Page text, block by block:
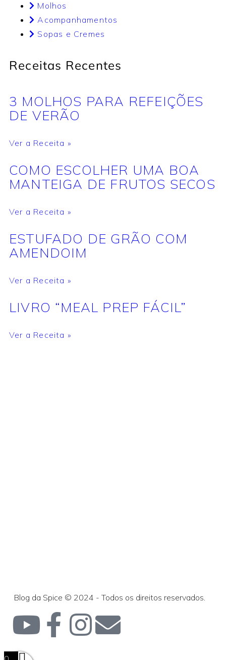
Molhos
Acompanhamentos
Sopas e Cremes
Receitas Recentes
3 MOLHOS PARA REFEIÇÕES
DE VERÃO
Ver a Receita »
COMO ESCOLHER UMA BOA
MANTEIGA DE FRUTOS SECOS
Ver a Receita »
ESTUFADO DE GRÃO COM
AMENDOIM
Ver a Receita »
LIVRO “MEAL PREP FÁCIL”
Ver a Receita »
Blog da Spice © 2024 - Todos os direitos reservados.